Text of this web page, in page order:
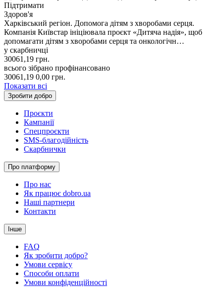
Підтримати
Здоров'я
Харківський регіон. Допомога дітям з хворобами серця.
Компанія Київстар ініціювала проєкт «Дитяча надія», щоб
допомагати дітям з хворобами серця та онкологічн…
у скарбничці
30061,19 грн.
всього зібрано профінансовано
30061,19 0,00 грн.
Показати всі
Зробити добро
Проєкти
Кампанії
Спецпроєкти
SMS-благодійність
Скарбнички
Про платформу
Про нас
Як працює dobro.ua
Наші партнери
Контакти
Інше
FAQ
Як зробити добро?
Умови сервісу
Способи оплати
Умови конфіденційності